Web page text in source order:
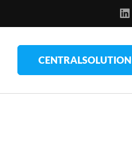
CENTRALSOLUTION